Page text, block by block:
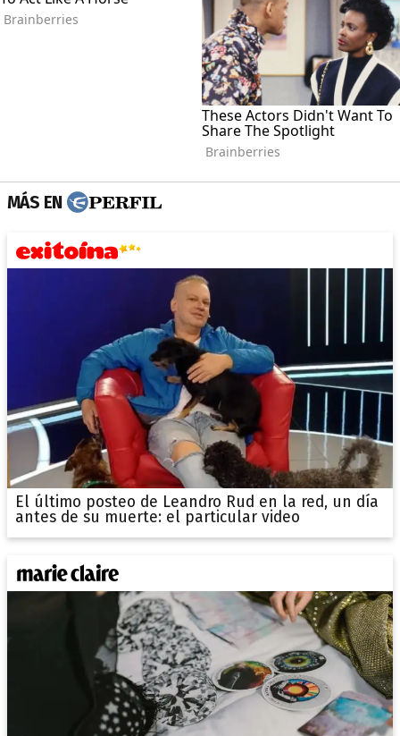
MÁS EN
El último posteo de Leandro Rud en la red, un día
antes de su muerte: el particular video